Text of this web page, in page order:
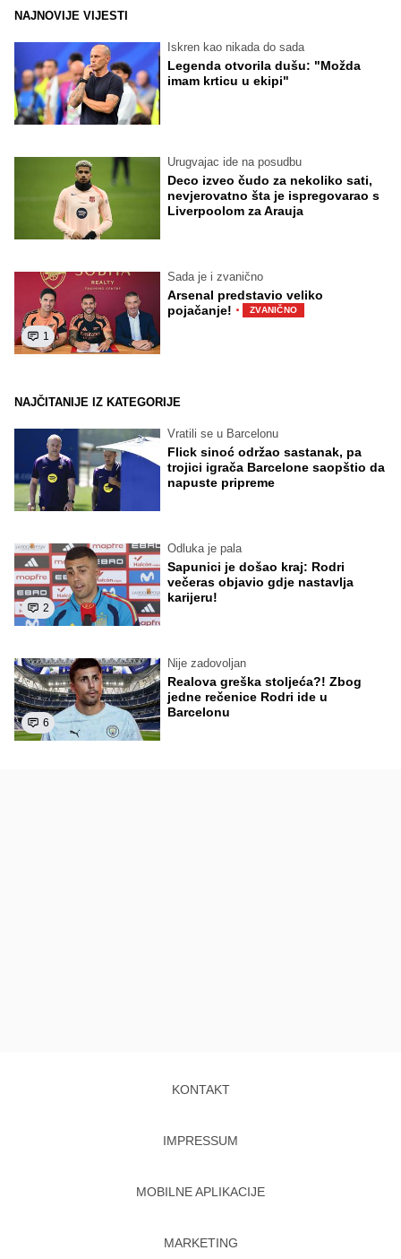
NAJNOVIJE VIJESTI
Iskren kao nikada do sada
Legenda otvorila dušu: "Možda
imam krticu u ekipi"
Urugvajac ide na posudbu
Deco izveo čudo za nekoliko sati,
nevjerovatno šta je ispregovarao s
Liverpoolom za Arauja
1
Sada je i zvanično
Arsenal predstavio veliko
pojačanje! · ZVANIČNO
NAJČITANIJE IZ KATEGORIJE
Vratili se u Barcelonu
Flick sinoć održao sastanak, pa
trojici igrača Barcelone saopštio da
napuste pripreme
2
Odluka je pala
Sapunici je došao kraj: Rodri
večeras objavio gdje nastavlja
karijeru!
6
Nije zadovoljan
Realova greška stoljeća?! Zbog
jedne rečenice Rodri ide u
Barcelonu
KONTAKT
IMPRESSUM
MOBILNE APLIKACIJE
MARKETING